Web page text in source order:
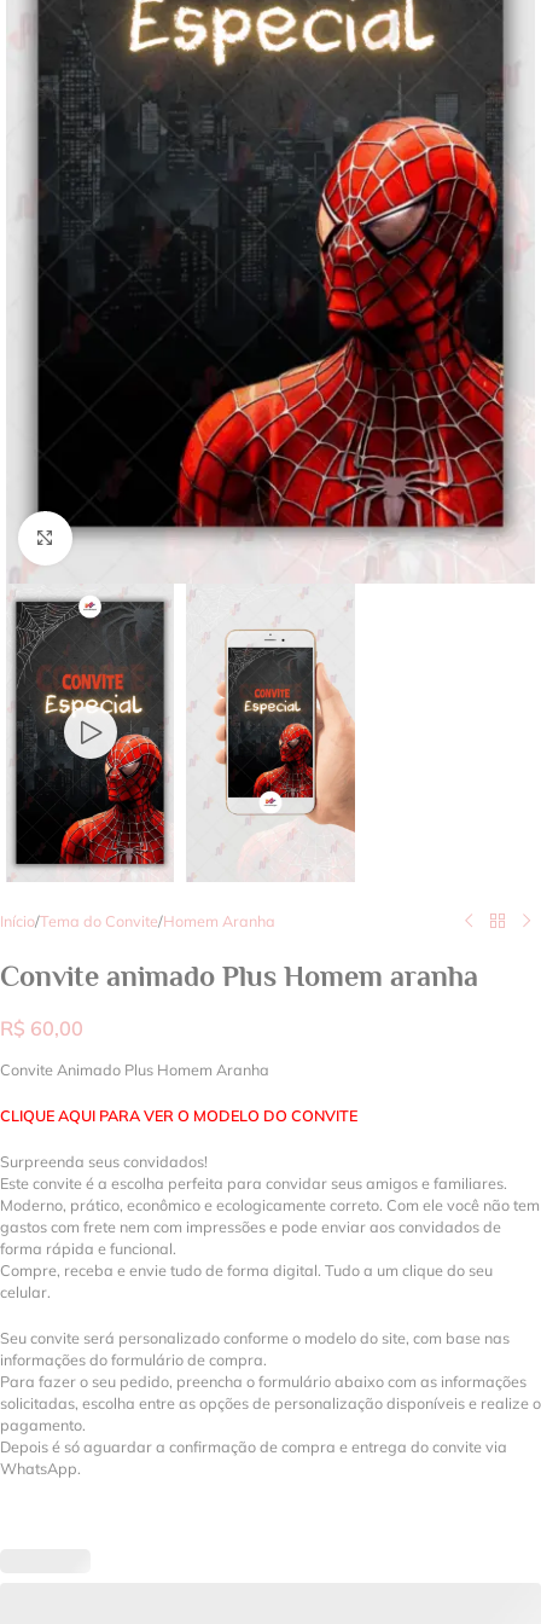
Clique para ampliar
Início/Tema do Convite/Homem Aranha
Convite animado Plus Homem aranha
R$ 60,00
Convite Animado Plus Homem Aranha
CLIQUE AQUI PARA VER O MODELO DO CONVITE
Surpreenda seus convidados!
Este convite é a escolha perfeita para convidar seus amigos e familiares.
Moderno, prático, econômico e ecologicamente correto. Com ele você não tem
gastos com frete nem com impressões e pode enviar aos convidados de
forma rápida e funcional.
Compre, receba e envie tudo de forma digital. Tudo a um clique do seu
celular.
Seu convite será personalizado conforme o modelo do site, com base nas
informações do formulário de compra.
Para fazer o seu pedido, preencha o formulário abaixo com as informações
solicitadas, escolha entre as opções de personalização disponíveis e realize o
pagamento.
Depois é só aguardar a confirmação de compra e entrega do convite via
WhatsApp.